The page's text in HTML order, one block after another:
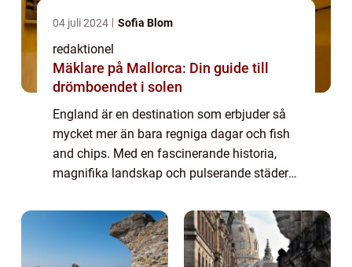
04 juli 2024 Sofia Blom
redaktionel
Mäklare på Mallorca: Din guide till
drömboendet i solen
England är en destination som erbjuder så
mycket mer än bara regniga dagar och fish
and chips. Med en fascinerande historia,
magnifika landskap och pulserande städer
resenärer. I denna artikel kommer vi ...